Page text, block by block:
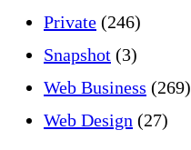
バ
ー
Private (246)
Snapshot (3)
Web Business (269)
Web Design (27)